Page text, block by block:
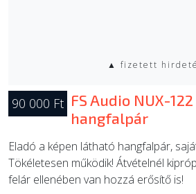
▲ fizetett
90 000 Ft FS Audio NUX-122
hangfalpár
Eladó a képen látható hangfalpár,
Tökéletesen működik! Átvételnél
felár ellenében van hozzá erősítő is!